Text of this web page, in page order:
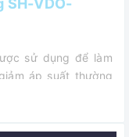
SH-VDO-
sử dụng để làm
áp suất thường
và các ngành